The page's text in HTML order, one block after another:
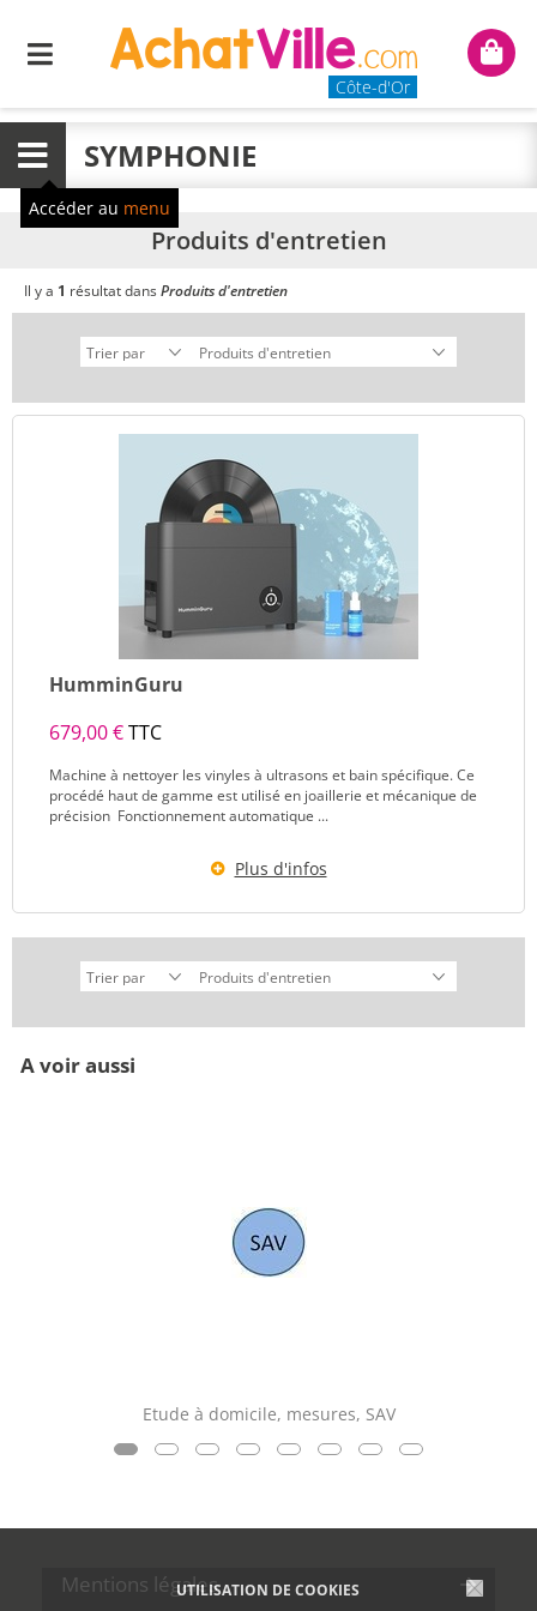
UTILISATION DE COOKIES
Menu
Côte-d'Or
Mon
Menu SYMPHONIE
Accéder au menu
Produits d'entretien
Il y a 1 résultat dansProduits d'entretien
HumminGuru
679,00 €TTC
Machine à nettoyer les vinyles à ultrasons et bain spécifique. Ce
procédé haut de gamme est utilisé en joaillerie et mécanique de
précision Fonctionnement automatique ...
Plus d'infos
A voir aussi
Etude à domicile, mesures, SAV
Mentions légales